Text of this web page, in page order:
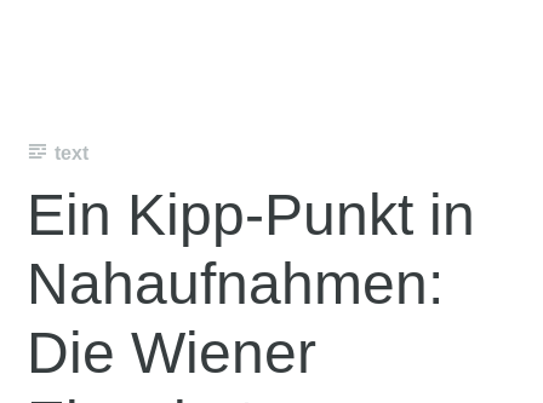
text
Ein Kipp-Punkt in
Nahaufnahmen:
Die Wiener